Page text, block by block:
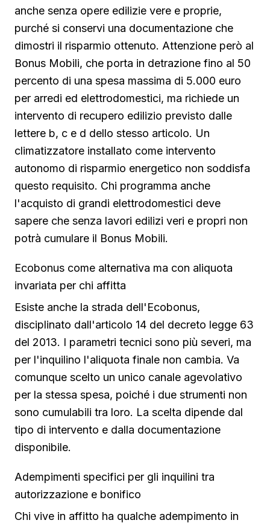
anche senza opere edilizie vere e proprie,
purché si conservi una documentazione che
dimostri il risparmio ottenuto. Attenzione però al
Bonus Mobili, che porta in detrazione fino al 50
percento di una spesa massima di 5.000 euro
per arredi ed elettrodomestici, ma richiede un
intervento di recupero edilizio previsto dalle
lettere b, c e d dello stesso articolo. Un
climatizzatore installato come intervento
autonomo di risparmio energetico non soddisfa
questo requisito. Chi programma anche
l'acquisto di grandi elettrodomestici deve
sapere che senza lavori edilizi veri e propri non
potrà cumulare il Bonus Mobili.
Ecobonus come alternativa ma con aliquota
invariata per chi affitta
Esiste anche la strada dell'Ecobonus,
disciplinato dall'articolo 14 del decreto legge 63
del 2013. I parametri tecnici sono più severi, ma
per l'inquilino l'aliquota finale non cambia. Va
comunque scelto un unico canale agevolativo
per la stessa spesa, poiché i due strumenti non
sono cumulabili tra loro. La scelta dipende dal
tipo di intervento e dalla documentazione
disponibile.
Adempimenti specifici per gli inquilini tra
autorizzazione e bonifico
Chi vive in affitto ha qualche adempimento in